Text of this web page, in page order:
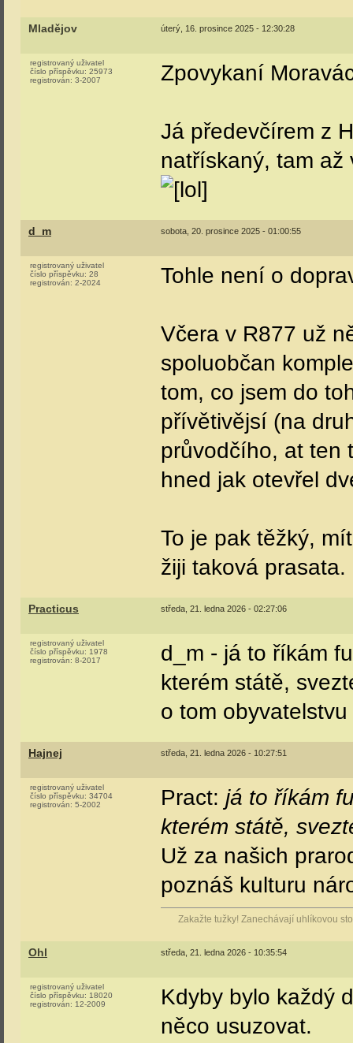
Mladějov úterý, 16. prosince 2025 - 12:30:28
registrovaný uživatel
číslo příspěvku: 25973
registrován: 3-2007 Zpovykaní
Já předevčírem z
natřískaný, tam až
d_m sobota, 20. prosince 2025 - 01:00:55
registrovaný uživatel
číslo příspěvku: 28
registrován: 2-2024 Tohle není o
Včera v R877 už
spoluobčan
tom, co jsem do
přívětivějsí (na
průvodčího, at ten
hned jak otevřel
To je pak těžký,
žiji taková prasata.
Practicus středa, 21. ledna 2026 - 02:27:06
registrovaný uživatel
číslo příspěvku: 1978
registrován: 8-2017
d_m - já to říkám
kterém státě,
o tom
Hajnej středa, 21. ledna 2026 - 10:27:51
registrovaný uživatel
číslo příspěvku: 34704
registrován: 5-2002 Pract: já to říkám
kterém státě,
Už za našich
poznáš kulturu
Zakažte tužky! Zanechávají uhlíkovou
Ohl středa, 21. ledna 2026 - 10:35:54
registrovaný uživatel
číslo příspěvku: 18020
registrován: 12-2009
Kdyby bylo každý
něco usuzovat.